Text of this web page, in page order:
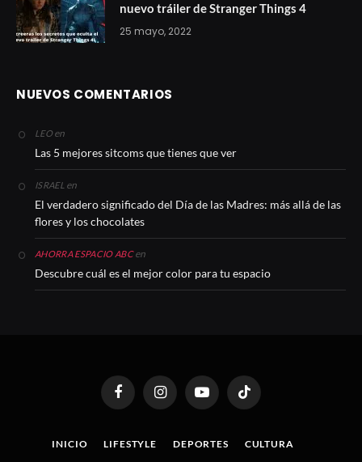
nuevo tráiler de Stranger Things 4
25 mayo, 2022
NUEVOS COMENTARIOS
LEOen
Las 5 mejores sitcoms que tienes que ver
ISRAELen
El verdadero significado del Día de las Madres: más allá de las
flores y los chocolates
AHORRA ESPACIO ABCen
Descubre cuál es el mejor color para tu espacio
FacebookInstagramYouTubeTikTok
INICIO LIFESTYLE DEPORTES
CULTURA